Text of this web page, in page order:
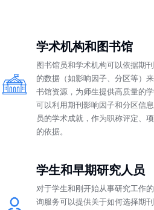
学术机构和图书馆
图书馆员和学术机构可以依据期
的数据（如影响因子、分区等）
书馆资源，为师生提供高质量的
可以利用期刊影响因子和分区信
员的学术成就，作为职称评定、
的依据。
学生和早期研究人员
对于学生和刚开始从事研究工作
询服务可以提供关于如何选择期